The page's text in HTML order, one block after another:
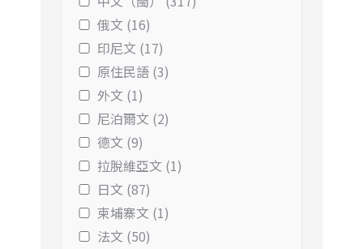
俄文 (16)
印尼文 (17)
原住民語 (3)
外文 (1)
尼泊爾文 (2)
德文 (9)
拉脫維亞文 (1)
日文 (87)
柬埔寨文 (1)
法文 (50)